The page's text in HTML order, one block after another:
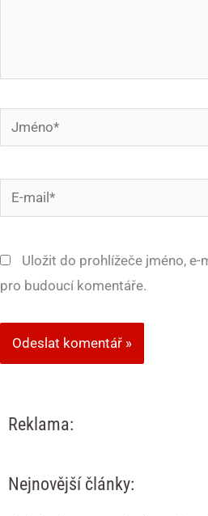
Jméno*
mail*
Uložit do prohlížeče jméno,
pro budoucí komentáře.
Reklama:
Nejnovější články: